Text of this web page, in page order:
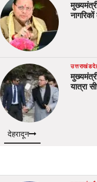
उत्तराखंड
यात्रा
देहरादून